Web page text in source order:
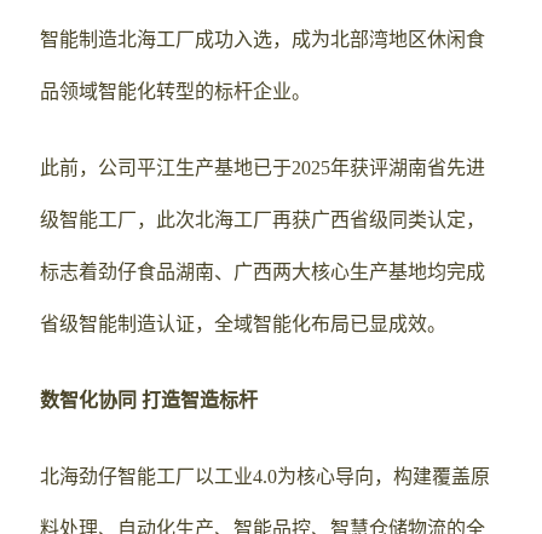
智能制造北海工厂成功入选，成为北部湾地区休闲食
品领域智能化转型的标杆企业。
此前，公司平江生产基地已于2025年获评湖南省先进
级智能工厂，此次北海工厂再获广西省级同类认定，
标志着劲仔食品湖南、广西两大核心生产基地均完成
省级智能制造认证，全域智能化布局已显成效。
数智化协同 打造智造标杆
北海劲仔智能工厂以工业4.0为核心导向，构建覆盖原
料处理、自动化生产、智能品控、智慧仓储物流的全